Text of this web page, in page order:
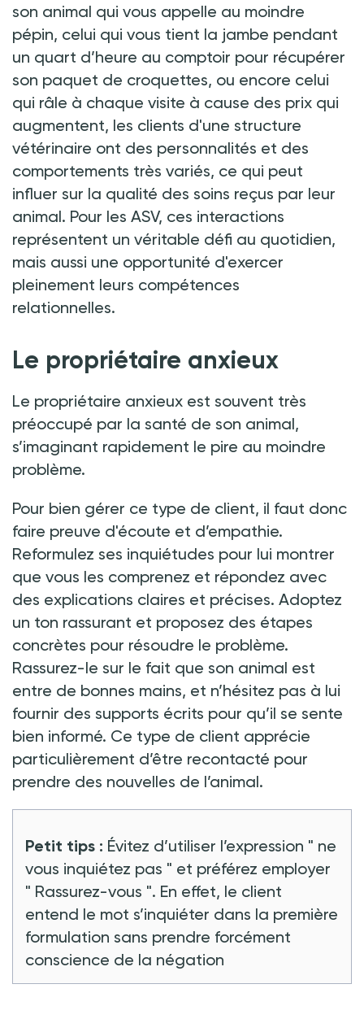
son animal qui vous appelle au moindre
pépin, celui qui vous tient la jambe pendant
un quart d’heure au comptoir pour récupérer
son paquet de croquettes, ou encore celui
qui râle à chaque visite à cause des prix qui
augmentent, les clients d'une structure
vétérinaire ont des personnalités et des
comportements très variés, ce qui peut
influer sur la qualité des soins reçus par leur
animal. Pour les ASV, ces interactions
représentent un véritable défi au quotidien,
mais aussi une opportunité d'exercer
pleinement leurs compétences
relationnelles.
Le propriétaire anxieux
Le propriétaire anxieux est souvent très
préoccupé par la santé de son animal,
s’imaginant rapidement le pire au moindre
problème.
Pour bien gérer ce type de client, il faut donc
faire preuve d'écoute et d’empathie.
Reformulez ses inquiétudes pour lui montrer
que vous les comprenez et répondez avec
des explications claires et précises. Adoptez
un ton rassurant et proposez des étapes
concrètes pour résoudre le problème.
Rassurez-le sur le fait que son animal est
entre de bonnes mains, et n’hésitez pas à lui
fournir des supports écrits pour qu’il se sente
bien informé. Ce type de client apprécie
particulièrement d’être recontacté pour
prendre des nouvelles de l’animal.
Petit tips : Évitez d’utiliser l’expression " ne
vous inquiétez pas " et préférez employer
" Rassurez-vous ". En effet, le client
entend le mot s’inquiéter dans la première
formulation sans prendre forcément
conscience de la négation